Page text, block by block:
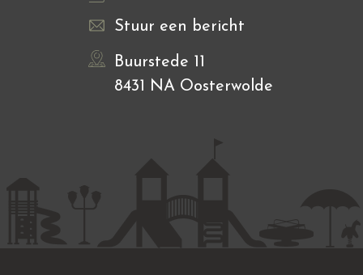
Stuur een bericht
Buurstede 11
8431 NA Oosterwolde